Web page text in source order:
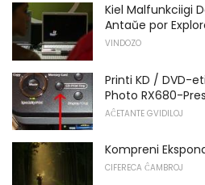
Kiel Malfunkciigi
Antaŭe por
VINDOZO
Printi KD / DVD-
Photo RX680-
AĈETANTE GVIDILOJ
Kompreni
CIFERECA ĈAMBROJ